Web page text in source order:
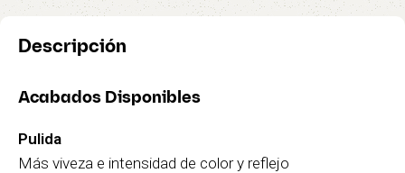
Descripción
Acabados Disponibles
Pulida
Más viveza e intensidad de color y reflejo